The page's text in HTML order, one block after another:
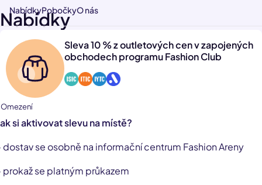
NabídkyPobočkyO nás
Nabídky
Sleva 10 % z outletových cen v zapojených
obchodech programu Fashion Club
Omezení
si aktivovat slevu na místě?
dostav se osobně na informační centrum Fashion Areny
prokaž se platným průkazem